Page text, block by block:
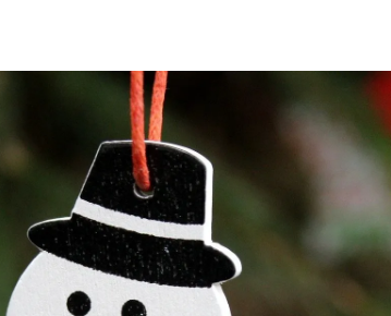
Kwitnąca wiśnia i jej płatki